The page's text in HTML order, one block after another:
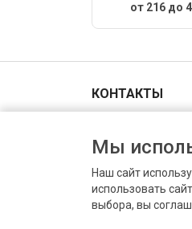
от 216 до
КОНТАКТЫ
+7(903)006-00-44
Пн-Вс 9.00 - 18.00
info@prodat-moneti.ru
Оценить монету
Мы
Наш сайт
использовать
выбора, вы